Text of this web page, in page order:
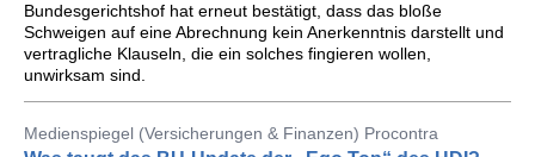
Bundesgerichtshof hat erneut bestätigt, dass das bloße
Schweigen auf eine Abrechnung kein Anerkenntnis darstellt und
vertragliche Klauseln, die ein solches fingieren wollen,
unwirksam sind.
Medienspiegel (Versicherungen & Finanzen) Procontra